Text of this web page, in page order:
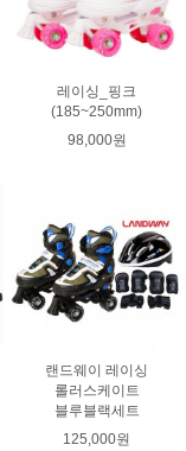
레이싱_핑크
(185~250mm)
98,000원
랜드웨이 레이싱
롤러스케이트
블루블랙세트
125,000원